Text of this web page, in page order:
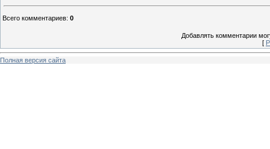
Всего комментариев: 0
Добавлять комментарии
[
Полная версия сайта